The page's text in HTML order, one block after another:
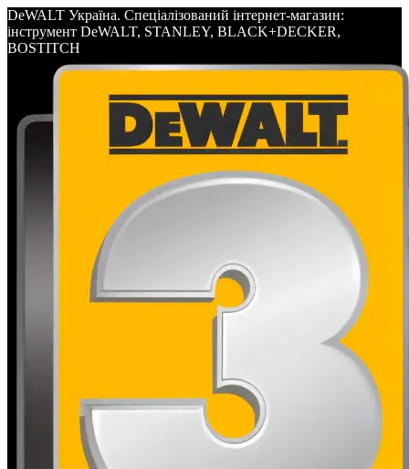
DeWALT Україна. Спеціалізований інтернет-магазин:
інструмент DeWALT, STANLEY, BLACK+DECKER,
BOSTITCH